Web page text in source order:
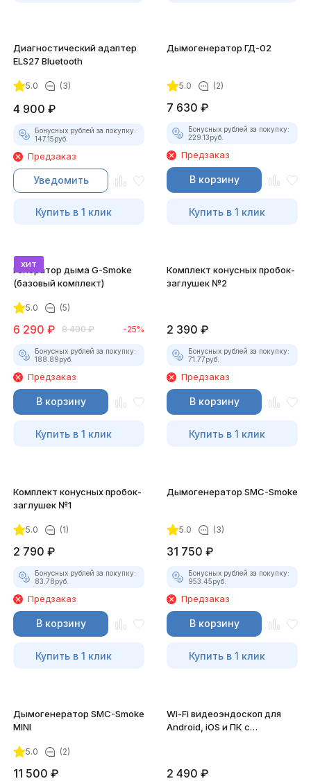
Диагностический адаптер
ELS27 Bluetooth
5.0 (3)
4 900 ₽
Бонусных рублей за покупку:
147.15руб.
Предзаказ
Уведомить
Купить в 1 клик
Дымогенератор ГД-02
5.0 (2)
7 630 ₽
Бонусных рублей за покупку:
229.13руб.
Предзаказ
В корзину
Купить в 1 клик
хит
Генератор дыма G-Smoke
(базовый комплект)
5.0 (5)
6 290 ₽ 8 400 ₽ -25%
Бонусных рублей за покупку:
188.89руб.
Предзаказ
В корзину
Купить в 1 клик
Комплект конусных пробок-
заглушек №2
2 390 ₽
Бонусных рублей за покупку:
71.77руб.
Предзаказ
В корзину
Купить в 1 клик
Комплект конусных пробок-
заглушек №1
5.0 (1)
2 790 ₽
Бонусных рублей за покупку:
83.78руб.
Предзаказ
В корзину
Купить в 1 клик
Дымогенератор SMC-Smoke
5.0 (3)
31 750 ₽
Бонусных рублей за покупку:
953.45руб.
Предзаказ
В корзину
Купить в 1 клик
Дымогенератор SMC-Smoke
MINI
5.0 (2)
11 500 ₽
Wi-Fi видеоэндоскоп для
Android, iOS и ПК с
2 490 ₽